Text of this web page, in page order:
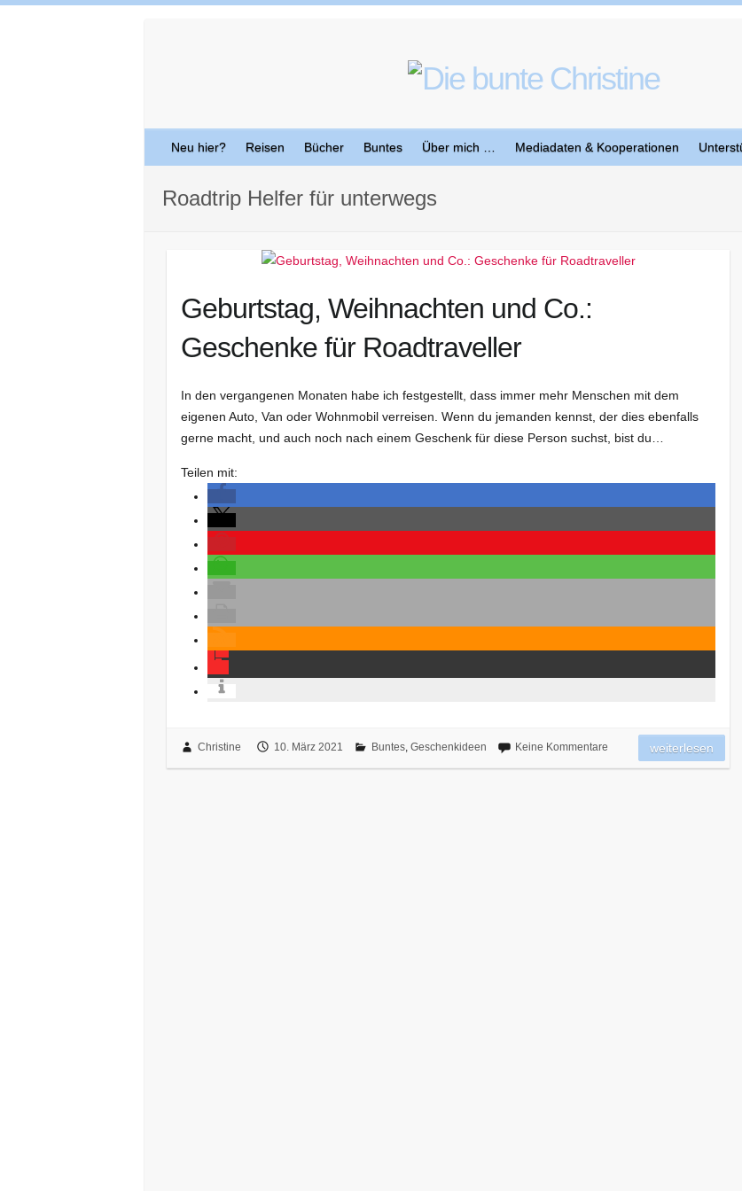
Neu hier? Reisen Bücher Buntes Über mich … Mediadaten & Kooperationen
Roadtrip Helfer für unterwegs
Geburtstag, Weihnachten und Co.:
Geschenke für Roadtraveller
In den vergangenen Monaten habe ich festgestellt, dass immer mehr Menschen mit dem
eigenen Auto, Van oder Wohnmobil verreisen. Wenn du jemanden kennst, der dies ebenfalls
gerne macht, und auch noch nach einem Geschenk für diese Person suchst, bist du…
Teilen mit:
Christine 10. März 2021 Buntes, Geschenkideen Keine Kommentare weiterlesen